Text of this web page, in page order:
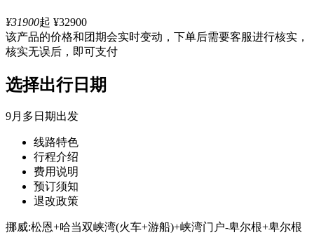
¥31900起 ¥32900
该产品的价格和团期会实时变动，下单后需要客服进行核实，
核实无误后，即可支付
选择出行日期
9月多日期出发
线路特色
行程介绍
费用说明
预订须知
退改政策
挪威:松恩+哈当双峡湾(火车+游船)+峡湾门户-卑尔根+卑尔根